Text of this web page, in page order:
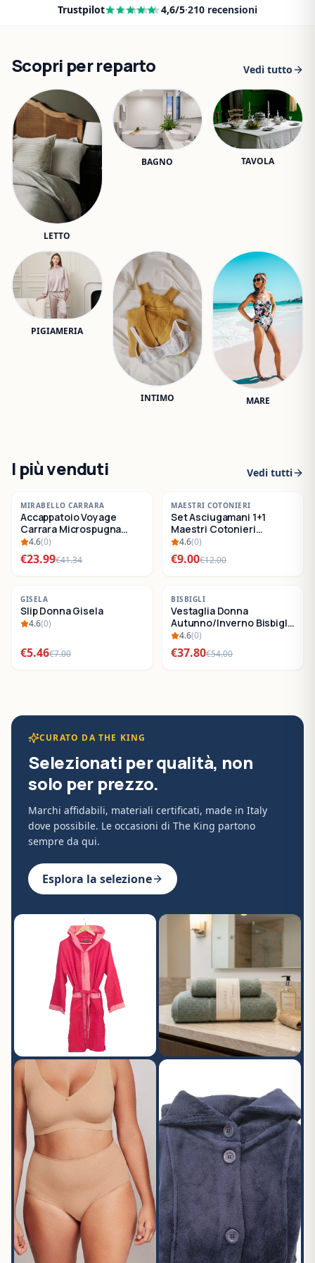
Trustpilot 4,6/5·210 recensioni
Scopri per reparto Vedi tutto
LETTO
BAGNO TAVOLA
PIGIAMERIA
INTIMO MARE
I più venduti Vedi tutti
-42%
SALDI
MIRABELLO CARRARA
Accappatoio Voyage
Carrara Microspugna
Cotone
4.6(0)
€23.99€41.34
-25%
SALDI
MAESTRI COTONIERI
Set Asciugamani 1+1
Maestri Cotonieri
Eternity Spugna di
Cotone
4.6(0)
€9.00€12.00
-22 %
SALDI
GISELA
Slip Donna Gisela
4.6(0)
€5.46€7.00
-30 %
SALDI
BISBIGLI
Vestaglia Donna
Autunno/Inverno Bisbigli
BO288632
4.6(0)
€37.80€54.00
CURATO DA THE KING
Selezionati per qualità, non
solo per prezzo.
Marchi affidabili, materiali certificati, made in Italy
dove possibile. Le occasioni di The King partono
sempre da qui.
Esplora la selezione